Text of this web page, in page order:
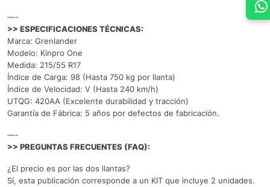
—-
>> ESPECIFICACIONES TÉCNICAS:
Marca: Grenlander
Modelo: Kinpro One
Medida: 215/55 R17
Índice de Carga: 98 (Hasta 750 kg por llanta)
Índice de Velocidad: V (Hasta 240 km/h)
UTQG: 420AA (Excelente durabilidad y tracción)
Garantía de Fábrica: 5 años por defectos de fabricación.
—-
>> PREGUNTAS FRECUENTES (FAQ):
¿El precio es por las dos llantas?
Sí, esta publicación corresponde a un KIT que incluye 2 unidades.